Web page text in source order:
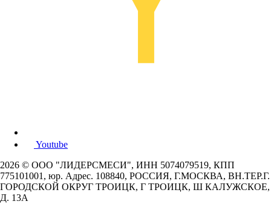
Youtube
2026 © ООО "ЛИДЕРСМЕСИ", ИНН 5074079519, КПП
775101001, юр. Адрес. 108840, РОССИЯ, Г.МОСКВА, ВН.ТЕР.Г.
ГОРОДСКОЙ ОКРУГ ТРОИЦК, Г ТРОИЦК, Ш КАЛУЖСКОЕ,
Д. 13А